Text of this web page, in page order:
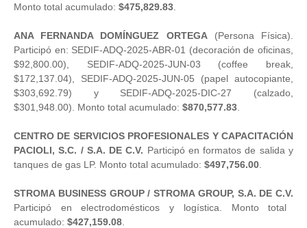
Monto total acumulado: $475,829.83
ANA FERNANDA DOMÍNGUEZ ORTEGA(Persona Física).
Participó en: SEDIF-ADQ-2025-ABR-01 (decoración de oficinas,
$92,800.00), SEDIF-ADQ-2025-JUN-03 (coffee break,
$172,137.04), SEDIF-ADQ-2025-JUN-05 (papel autocopiante,
$303,692.79) y SEDIF-ADQ-2025-DIC-27 (calzado,
$301,948.00). Monto total acumulado: $870,577.83
CENTRO DE SERVICIOS PROFESIONALES Y CAPACITACIÓN
PACIOLI, S.C. / S.A. DE C.V. Participó en formatos de salida y
tanques de gas LP. Monto total acumulado: $497,756.00
STROMA BUSINESS GROUP / STROMA GROUP, S.A. DE C.V.
Participó en electrodomésticos y logística. Monto total
acumulado: $427,159.08